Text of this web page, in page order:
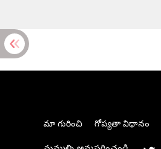
మా గురించి గోప్యతా విధానం